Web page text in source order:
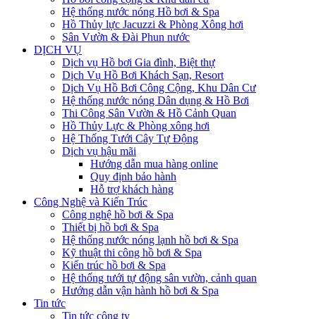
Hệ thống nước nóng Hồ bơi & Spa
Hồ Thủy lực Jacuzzi & Phòng Xông hơi
Sân Vườn & Đài Phun nước
DỊCH VỤ
Dịch vụ Hồ bơi Gia đình, Biệt thự
Dịch Vụ Hồ Bơi Khách Sạn, Resort
Dịch Vụ Hồ Bơi Công Cộng, Khu Dân Cư
Hệ thống nước nóng Dân dụng & Hồ Bơi
Thi Công Sân Vườn & Hồ Cảnh Quan
Hồ Thủy Lực & Phòng xông hơi
Hệ Thống Tưới Cây Tự Động
Dịch vụ hậu mãi
Hướng dẫn mua hàng online
Quy định bảo hành
Hỗ trợ khách hàng
Công Nghệ và Kiến Trúc
Công nghệ hồ bơi & Spa
Thiết bị hồ bơi & Spa
Hệ thống nước nóng lạnh hồ bơi & Spa
Kỹ thuật thi công hồ bơi & Spa
Kiến trúc hồ bơi & Spa
Hệ thống tưới tự động sân vườn, cảnh quan
Hướng dẫn vận hành hồ bơi & Spa
Tin tức
Tin tức công ty